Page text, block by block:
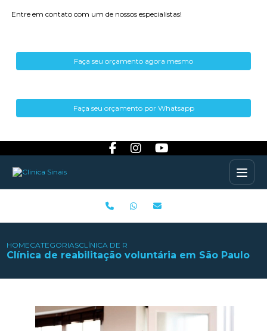
Entre em contato com um de nossos especialistas!
Faça seu orçamento agora mesmo
Faça seu orçamento por Whatsapp
HOMECATEGORIASCLÍNICA DE REABILITAÇÃO VOLUNTÁRIA EM SÃO
Clínica de reabilitação voluntária em São Paulo